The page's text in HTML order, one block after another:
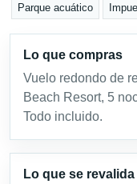
Parque acuático
Lo que compras
Vuelo redondo de
Beach Resort, 5
Todo incluido.
Lo que se revalida